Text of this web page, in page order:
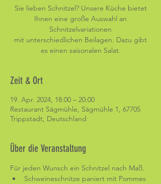
Sie lieben Schnitzel? Unsere Küche bietet
Ihnen eine große Auswahl an
Schnitzelvariationen
mit unterschiedlichen Beilagen. Dazu gibt
es einen saisonalen Salat.
Zeit & Ort
19. Apr. 2024, 18:00 – 20:00
Restaurant Sägmühle, Sägmühle 1, 67705
Trippstadt, Deutschland
Über die Veranstaltung
Für jeden Wunsch ein Schnitzel nach Maß.
Schweineschnitze paniert mit Pommes